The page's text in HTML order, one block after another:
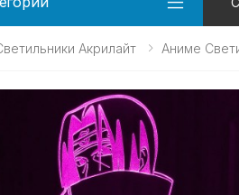
Акрилайт Аниме